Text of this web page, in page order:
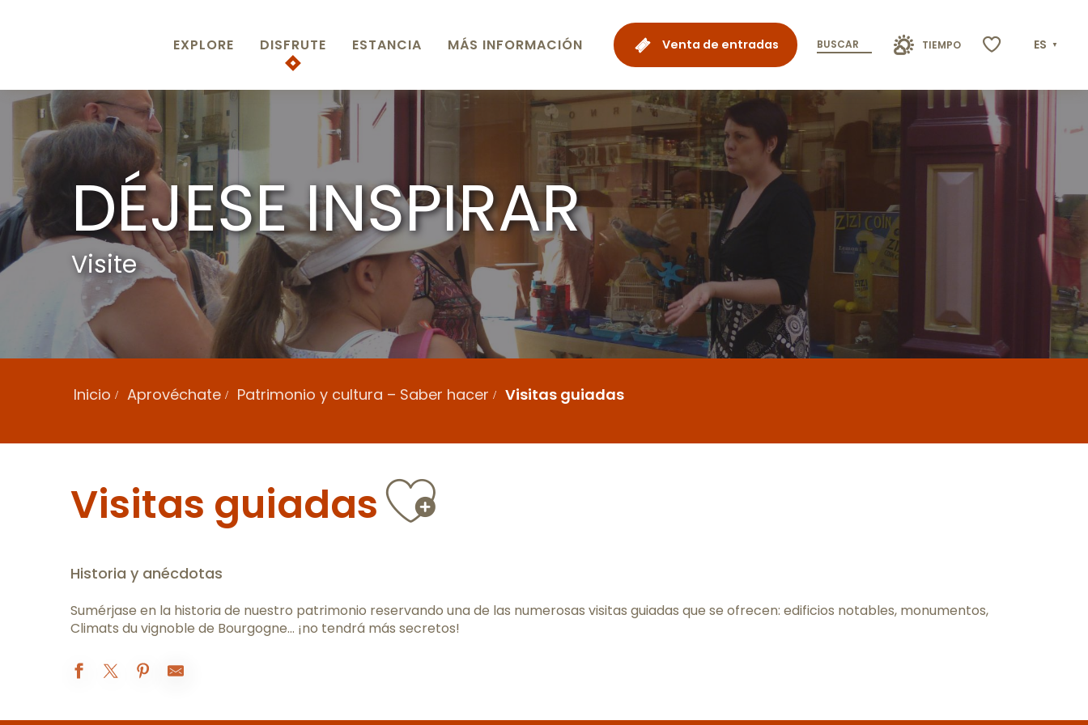
Venta de entradas BUSCAR TIEMPO ES
EXPLORE DISFRUTE ESTANCIA MÁS INFORMACIÓN
DÉJESE INSPIRAR
Visite
Inicio Aprovéchate Patrimonio y cultura – Saber hacer Visitas guiadas
Visitas guiadasAjouter aux favoris
Historia y anécdotas
Sumérjase en la historia de nuestro patrimonio reservando una de las numerosas visitas guiadas que se ofrecen: edificios notables, monumentos,
Climats du vignoble de Bourgogne… ¡no tendrá más secretos!